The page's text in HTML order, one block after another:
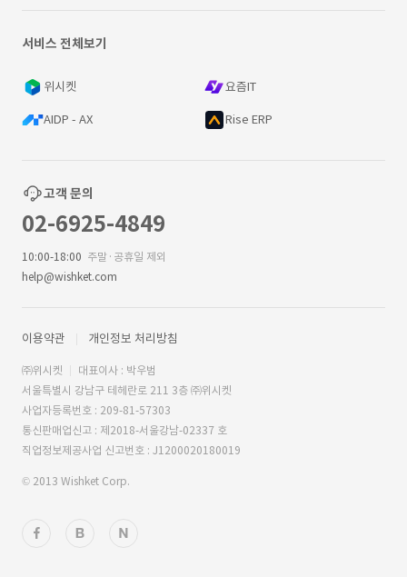
서비스 전체보기
위시켓 요즘IT
AIDP - AX Rise ERP
고객 문의
02-6925-4849
10:00-18:00 주말·공휴일 제외
help@wishket.com
이용약관 개인정보 처리방침
㈜위시켓
대표이사 : 박우범
서울특별시 강남구 테헤란로 211 3층 ㈜위시켓
사업자등록번호 : 209-81-57303
통신판매업신고 : 제2018-서울강남-02337 호
직업정보제공사업 신고번호 : J1200020180019
© 2013 Wishket Corp.